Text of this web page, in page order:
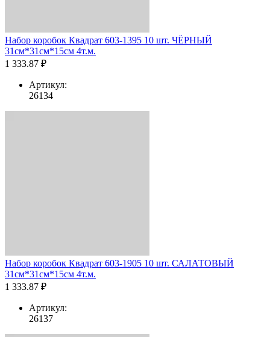
Набор коробок Квадрат 603-1395 10 шт. ЧЁРНЫЙ
31см*31см*15см 4т.м.
1 333.87 ₽
Артикул:
26134
Набор коробок Квадрат 603-1905 10 шт. САЛАТОВЫЙ
31см*31см*15см 4т.м.
1 333.87 ₽
Артикул:
26137